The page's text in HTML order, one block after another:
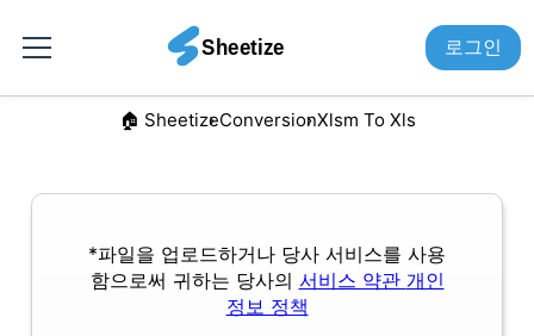
로그인
🏠︎ SheetizeConversionXlsm To Xls
*파일을 업로드하거나 당사 서비스를 사용
함으로써 귀하는 당사의 서비스 약관 개인
정보 정책